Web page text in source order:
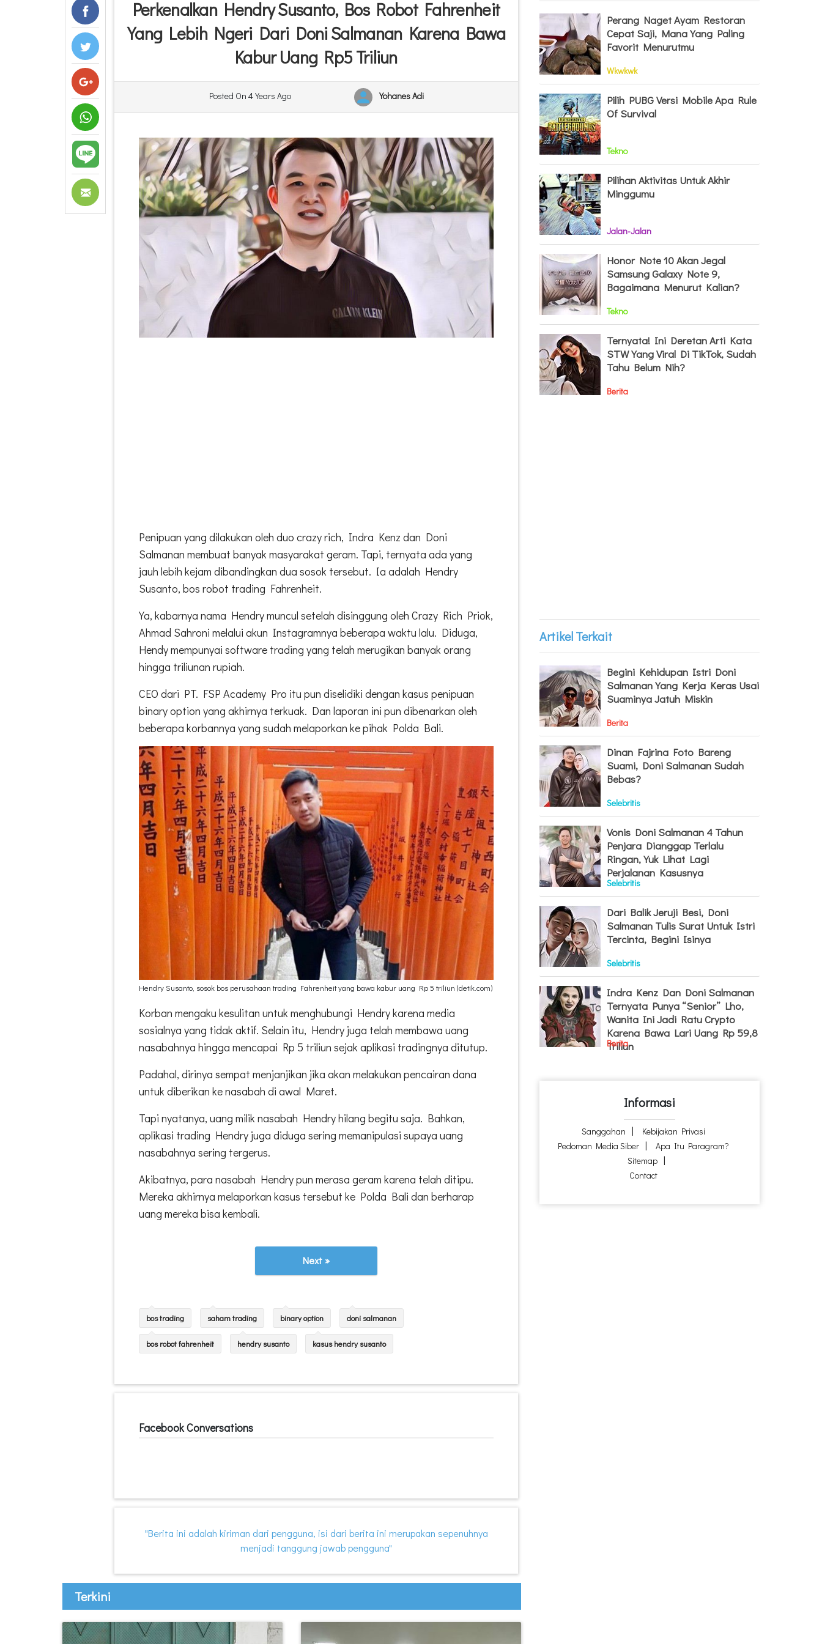
Perkenalkan Hendry Susanto, Bos Robot Fahrenheit
Yang Lebih Ngeri Dari Doni Salmanan Karena Bawa
Kabur Uang Rp5 Triliun
Posted On 4 Years Ago Yohanes Adi
Penipuan yang dilakukan oleh duo crazy rich, Indra Kenz dan Doni
Salmanan membuat banyak masyarakat geram. Tapi, ternyata ada yang
jauh lebih kejam dibandingkan dua sosok tersebut. Ia adalah Hendry
Susanto, bos robot trading Fahrenheit.
Ya, kabarnya nama Hendry muncul setelah disinggung oleh Crazy Rich Priok,
Ahmad Sahroni melalui akun Instagramnya beberapa waktu lalu. Diduga,
Hendy mempunyai software trading yang telah merugikan banyak orang
hingga triliunan rupiah.
CEO dari PT. FSP Academy Pro itu pun diselidiki dengan kasus penipuan
binary option yang akhirnya terkuak. Dan laporan ini pun dibenarkan oleh
beberapa korbannya yang sudah melaporkan ke pihak Polda Bali.
Hendry Susanto, sosok bos perusahaan trading Fahrenheit yang bawa kabur uang Rp 5 triliun (detik.com)
Korban mengaku kesulitan untuk menghubungi Hendry karena media
sosialnya yang tidak aktif. Selain itu, Hendry juga telah membawa uang
nasabahnya hingga mencapai Rp 5 triliun sejak aplikasi tradingnya ditutup.
Padahal, dirinya sempat menjanjikan jika akan melakukan pencairan dana
untuk diberikan ke nasabah di awal Maret.
Tapi nyatanya, uang milik nasabah Hendry hilang begitu saja. Bahkan,
aplikasi trading Hendry juga diduga sering memanipulasi supaya uang
nasabahnya sering tergerus.
Akibatnya, para nasabah Hendry pun merasa geram karena telah ditipu.
Mereka akhirnya melaporkan kasus tersebut ke Polda Bali dan berharap
uang mereka bisa kembali.
Next »
bos trading saham trading binary option doni salmanan
bos robot fahrenheit hendry susanto kasus hendry susanto
Facebook Conversations
"Berita ini adalah kiriman dari pengguna, isi dari berita ini merupakan sepenuhnya
menjadi tanggung jawab pengguna"
Terkini
Perang Naget Ayam Restoran
Cepat Saji, Mana Yang Paling
Favorit Menurutmu
Wkwkwk
Pilih PUBG Versi Mobile Apa Rule
Of Survival
Tekno
Pilihan Aktivitas Untuk Akhir
Minggumu
Jalan-Jalan
Honor Note 10 Akan Jegal
Samsung Galaxy Note 9,
Bagaimana Menurut Kalian?
Tekno
Ternyata! Ini Deretan Arti Kata
STW Yang Viral Di TikTok, Sudah
Tahu Belum Nih?
Berita
Artikel Terkait
Begini Kehidupan Istri Doni
Salmanan Yang Kerja Keras Usai
Suaminya Jatuh Miskin
Berita
Dinan Fajrina Foto Bareng
Suami, Doni Salmanan Sudah
Bebas?
Selebritis
Vonis Doni Salmanan 4 Tahun
Penjara Dianggap Terlalu
Ringan, Yuk Lihat Lagi
Perjalanan Kasusnya
Selebritis
Dari Balik Jeruji Besi, Doni
Salmanan Tulis Surat Untuk Istri
Tercinta, Begini Isinya
Selebritis
Indra Kenz Dan Doni Salmanan
Ternyata Punya “Senior” Lho,
Wanita Ini Jadi Ratu Crypto
Karena Bawa Lari Uang Rp 59,8
Triliun
Berita
Informasi
Sanggahan
Kebijakan Privasi
Pedoman Media Siber
Apa Itu Paragram?
Sitemap
Contact